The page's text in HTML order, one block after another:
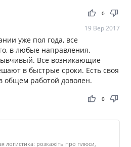
thumb_up thumb_down
0
19 Вер 2017
уже пол года, все
в любые направления.
Все возникающие
в быстрые сроки. Есть своя
общем работой доволен.
thumb_up thumb_down
0
логистика: розкажіть про плюси,